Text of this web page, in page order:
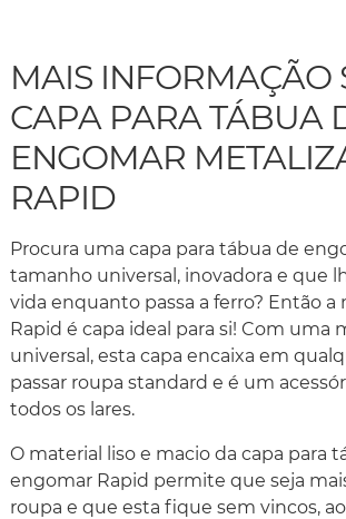
MAIS INFORMAÇÃO
CAPA PARA TÁBUA
ENGOMAR
RAPID
Procura uma capa para tábua de
tamanho universal, inovadora e que
vida enquanto passa a ferro? Então a
Rapid é capa ideal para si! Com uma
universal, esta capa encaixa em
passar roupa standard e é um
todos os lares.
O material liso e macio da capa para
engomar Rapid permite que seja
roupa e que esta fique sem vincos,